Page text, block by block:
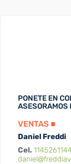
PONETE EN
ASESORAMOS
VENTAS ■
Daniel Freddi
Cel.